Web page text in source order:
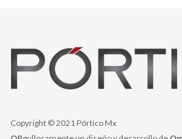
Copyright © 2021 Pórtico Mx